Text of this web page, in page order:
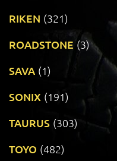
RIKEN (321)
ROADSTONE (3)
SAVA (1)
SONIX (191)
TAURUS (303)
TOYO (482)